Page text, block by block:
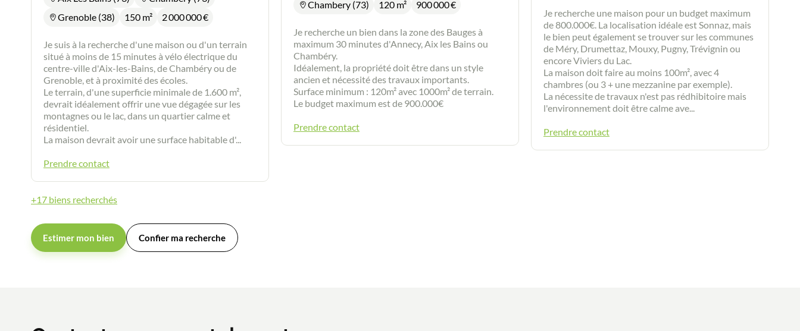
Guides
Contact
chauffage: chaudière gaz. Que vous soyez une
du centre ville tout en étant au calme, ou un
professionnel qui souhaite investir, contactez moi
et nous conviendrons d'un rdv. Les informations
sur les risques auxquels ce bien est exposé sont
disponibles sur le site Géorisques :
www.georisques.gouv.fr Mandataire immobilier
New Deal Immobilier inscrit au RSAC de
Grenoble (38)
150 m² 2 000 000€
Je suis à la recherche d'une maison ou d'un terrain
situé à moins de 15 minutes à vélo électrique du
centre-ville d'Aix-les-Bains, de Chambéry ou de
Grenoble, et à proximité des écoles.
Le terrain, d'une superficie minimale de 1.600 m²,
devrait idéalement offrir une vue dégagée sur les
montagnes ou le lac, dans un quartier calme et
résidentiel.
La maison devrait avoir une surface habitable d'...
Prendre contact
Chambery (73)
120 m² 900 000€
Je recherche un bien dans la zone des Bauges à
maximum 30 minutes d'Annecy, Aix les Bains ou
Chambéry.
Idéalement, la propriété doit être dans un style
ancien et nécessité des travaux importants.
Surface minimum : 120m² avec 1000m² de terrain.
Le budget maximum est de 900.000€
Prendre contact
Je recherche une maison pour un budget maximum
de 800.000€. La localisation idéale est Sonnaz, mais
le bien peut également se trouver sur les communes
de Méry, Drumettaz, Mouxy, Pugny, Trévignin ou
encore Viviers du Lac.
La maison doit faire au moins 100m², avec 4
chambres (ou 3 + une mezzanine par exemple).
La nécessite de travaux n'est pas rédhibitoire mais
l'environnement doit être calme ave...
Prendre contact
+17 biens recherchés
Estimer mon bien Confier ma recherche